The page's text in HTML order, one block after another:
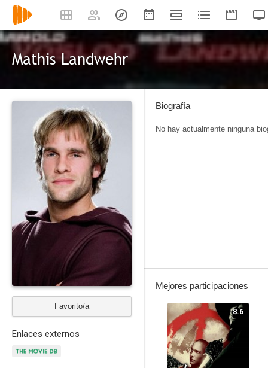
Mathis Landwehr
Favorito/a
Enlaces externos
Biografía
No hay actualmente ninguna
Mejores participaciones
8.6